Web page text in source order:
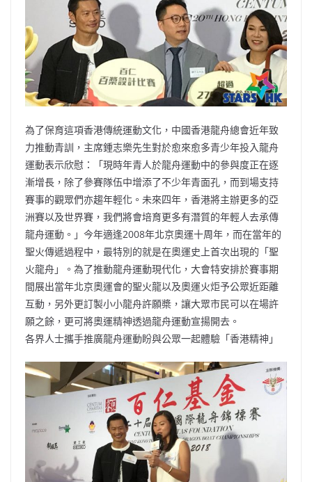
為了保育這項香港傳統運動文化，中國香港龍舟總會近年致
力推動青訓，主席鍾志樂先生對於愈來愈多青少年投入龍舟
運動表示欣慰：「現時年青人於龍舟運動中的參與度正在逐
漸增長，除了參賽隊伍中增添了不少年青面孔，而到場支持
賽事的觀眾們亦趨年輕化。未來四年，香港將主辦更多的亞
洲賽以及世界賽，我們將會培育更多有潛質的年輕人去承傳
龍舟運動。」今年適逢2008年北京奧運十周年，而在當年的
聖火傳遞過程中，最特別的就是在奧運史上首次出現的「聖
火龍舟」。為了推動龍舟運動現代化，大會特安排於賽事期
間展出當年北京奧運會的聖火龍以及奧運火炬予公眾近距離
互動，另外更訂製小小龍舟許願槳，讓大眾市民可以在場許
願之餘，更可將奧運精神透過龍舟運動宣揚開去。
各界人士攜手推廣龍舟運動盼與公眾一起體驗「香港精神」